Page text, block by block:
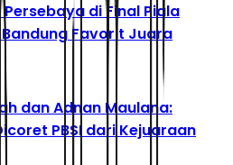
di Final Piala
Favorit Juara
dan Adnan Maulana:
PBSI dari Kejuaraan